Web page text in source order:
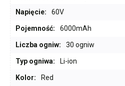
Napięcie: 60V
Pojemność: 6000mAh
Liczba ogniw: 30 ogniw
Typ ogniwa: Li-ion
Kolor: Red